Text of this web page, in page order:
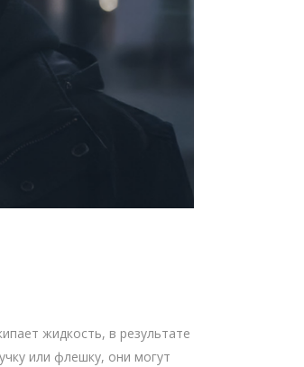
жидкость, в результате
или флешку, они могут